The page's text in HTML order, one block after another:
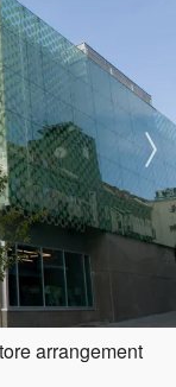
arrangement